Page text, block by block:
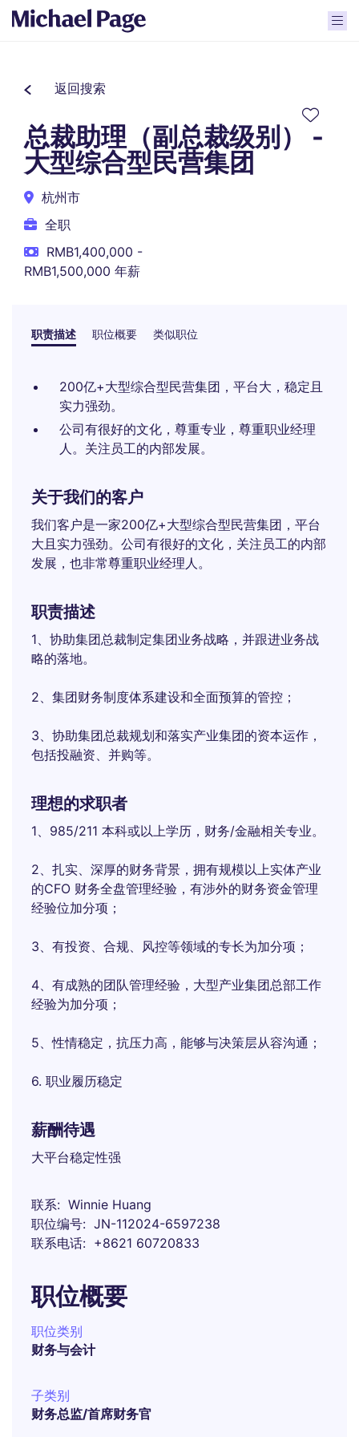
返回搜索
总裁助理（副总裁级别） -
大型综合型民营集团
杭州市
全职
RMB1,400,000 -
RMB1,500,000 年薪
职责描述 职位概要 类似职位
200亿+大型综合型民营集团，平台大，稳定且
实力强劲。
公司有很好的文化，尊重专业，尊重职业经理
人。关注员工的内部发展。
关于我们的客户
我们客户是一家200亿+大型综合型民营集团，平台
大且实力强劲。公司有很好的文化，关注员工的内部
发展，也非常尊重职业经理人。
职责描述
1、协助集团总裁制定集团业务战略，并跟进业务战
略的落地。
2、集团财务制度体系建设和全面预算的管控；
3、协助集团总裁规划和落实产业集团的资本运作，
包括投融资、并购等。
理想的求职者
1、985/211 本科或以上学历，财务/金融相关专业。
2、扎实、深厚的财务背景，拥有规模以上实体产业
的CFO 财务全盘管理经验，有涉外的财务资金管理
经验位加分项；
3、有投资、合规、风控等领域的专长为加分项；
4、有成熟的团队管理经验，大型产业集团总部工作
经验为加分项；
5、性情稳定，抗压力高，能够与决策层从容沟通；
6. 职业履历稳定
薪酬待遇
大平台稳定性强
联系
Winnie Huang
职位编号
JN-112024-6597238
联系电话
+8621 60720833
职位概要
职位类别
财务与会计
子类别
财务总监/首席财务官